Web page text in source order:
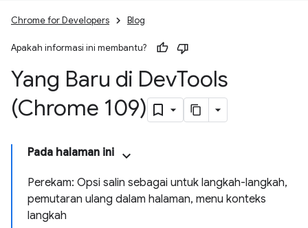
Chrome for Developers Blog
Apakah informasi ini membantu?
Yang Baru di DevTools
(Chrome 109)
Pada halaman ini
Perekam: Opsi salin sebagai untuk langkah-langkah,
pemutaran ulang dalam halaman, menu konteks
langkah